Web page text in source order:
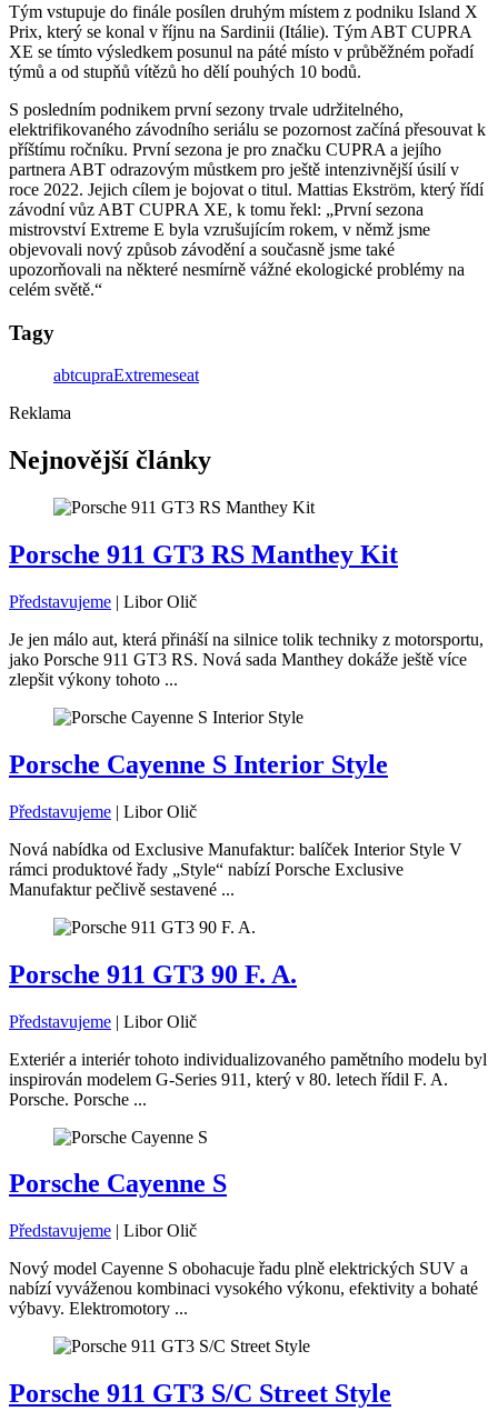
Tým vstupuje do finále posílen druhým místem z podniku Island X
Prix, který se konal v říjnu na Sardinii (Itálie). Tým ABT CUPRA
XE se tímto výsledkem posunul na páté místo v průběžném pořadí
týmů a od stupňů vítězů ho dělí pouhých 10 bodů.
S posledním podnikem první sezony trvale udržitelného,
elektrifikovaného závodního seriálu se pozornost začíná přesouvat k
příštímu ročníku. První sezona je pro značku CUPRA a jejího
partnera ABT odrazovým můstkem pro ještě intenzivnější úsilí v
roce 2022. Jejich cílem je bojovat o titul. Mattias Ekström, který řídí
závodní vůz ABT CUPRA XE, k tomu řekl: „První sezona
mistrovství Extreme E byla vzrušujícím rokem, v němž jsme
objevovali nový způsob závodění a současně jsme také
upozorňovali na některé nesmírně vážné ekologické problémy na
celém světě.“
Tagy
abtcupraExtremeseat
Reklama
Nejnovější články
Porsche 911 GT3 RS Manthey Kit
Představujeme | Libor Olič
Je jen málo aut, která přináší na silnice tolik techniky z motorsportu,
jako Porsche 911 GT3 RS. Nová sada Manthey dokáže ještě více
zlepšit výkony tohoto ...
Porsche Cayenne S Interior Style
Představujeme | Libor Olič
Nová nabídka od Exclusive Manufaktur: balíček Interior Style V
rámci produktové řady „Style“ nabízí Porsche Exclusive
Manufaktur pečlivě sestavené ...
Porsche 911 GT3 90 F. A.
Představujeme | Libor Olič
Exteriér a interiér tohoto individualizovaného pamětního modelu byl
inspirován modelem G-Series 911, který v 80. letech řídil F. A.
Porsche. Porsche ...
Porsche Cayenne S
Představujeme | Libor Olič
Nový model Cayenne S obohacuje řadu plně elektrických SUV a
nabízí vyváženou kombinaci vysokého výkonu, efektivity a bohaté
výbavy. Elektromotory ...
Porsche 911 GT3 S/C Street Style